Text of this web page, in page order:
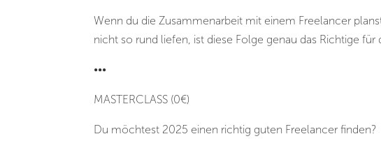
Wenn du die Zusammenarbeit mit einem Freelancer
nicht so rund liefen, ist diese Folge genau das Richtige für
•••
MASTERCLASS (0€)
Du möchtest 2025 einen richtig guten Freelancer finden?